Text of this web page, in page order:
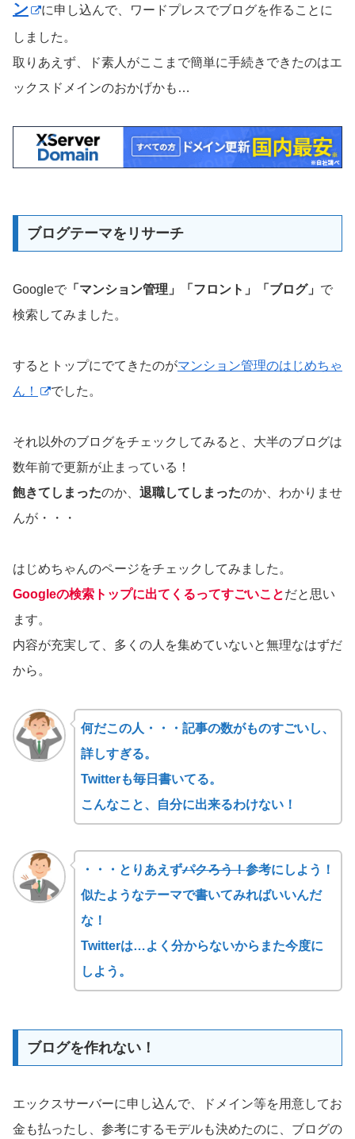
ン
に申し込んで、ワードプレスでブログを作ることに
しました。
取りあえず、ド素人がここまで簡単に手続きできたのはエ
ックスドメインのおかげかも…
ブログテーマをリサーチ
Googleで 「マンション管理」「フロント」「ブログ」 で
検索してみました。
するとトップにでてきたのがマンション管理のはじめちゃ
ん！
でした。
それ以外のブログをチェックしてみると、大半のブログは
数年前で更新が止まっている！
飽きてしまったのか、 退職してしまったのか、わかりませ
んが・・・
はじめちゃんのページをチェックしてみました。
Googleの検索トップに出てくるってすごいことだと思い
ます。
内容が充実して、多くの人を集めていないと無理なはずだ
から。
何だこの人・・・記事の数がものすごいし、
詳しすぎる。
Twitterも毎日書いてる。
こんなこと、自分に出来るわけない！
・・・とりあえずパクろう！参考にしよう！
似たようなテーマで書いてみればいいんだ
な！
Twitterは…よく分からないからまた今度に
しよう。
ブログを作れない！
エックスサーバーに申し込んで、ドメイン等を用意してお
金も払ったし、参考にするモデルも決めたのに、ブログの